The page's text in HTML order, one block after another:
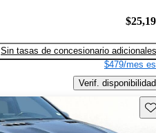
Sin tasas de concesionario adicionales
$479/mes
Verif. disponibilidad